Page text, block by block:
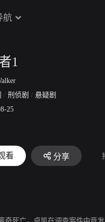
航
1
/ 刑侦剧 / 悬疑剧
25
看 分享